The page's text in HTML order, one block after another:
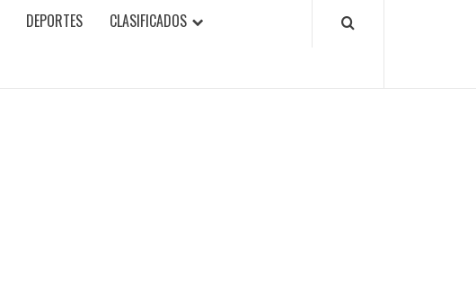
DEPORTES CLASIFICADOS